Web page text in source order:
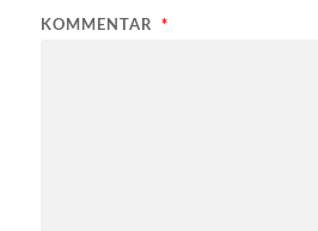
KOMMENTAR *